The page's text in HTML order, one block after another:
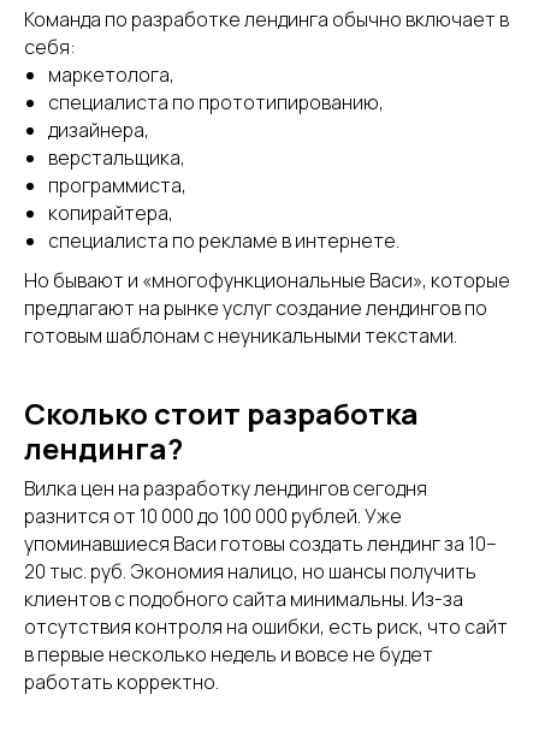
Команда по разработке лендинга обычно включает в
себя:
маркетолога,
специалиста по прототипированию,
дизайнера,
верстальщика,
программиста,
копирайтера,
специалиста по рекламе в интернете.
Но бывают и «многофункциональные Васи», которые
предлагают на рынке услуг создание лендингов по
готовым шаблонам с неуникальными текстами.
Сколько стоит разработка
лендинга?
Вилка цен на разработку лендингов сегодня
разнится от 10 000 до 100 000 рублей. Уже
упоминавшиеся Васи готовы создать лендинг за 10–
20 тыс. руб. Экономия налицо, но шансы получить
клиентов с подобного сайта минимальны. Из-за
отсутствия контроля на ошибки, есть риск, что сайт
в первые несколько недель и вовсе не будет
работать корректно.